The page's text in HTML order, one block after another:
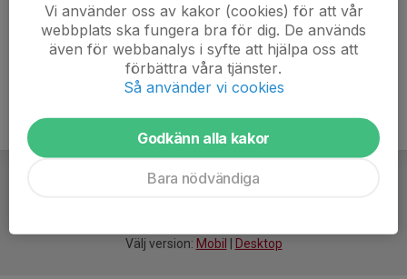
Välj version: Mobil Desktop
Vi använder oss av kakor (cookies) för att vår
webbplats ska fungera bra för dig. De används
även för webbanalys i syfte att hjälpa oss att
förbättra våra tjänster.
Så använder vi cookies
Godkänn alla kakor
Bara nödvändiga